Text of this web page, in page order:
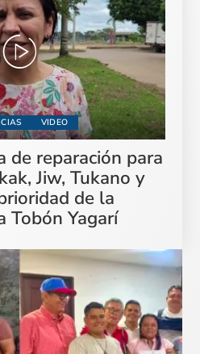
VIDEO
de reparación para
Jiw, Tukano y
de la
Tobón Yagarí